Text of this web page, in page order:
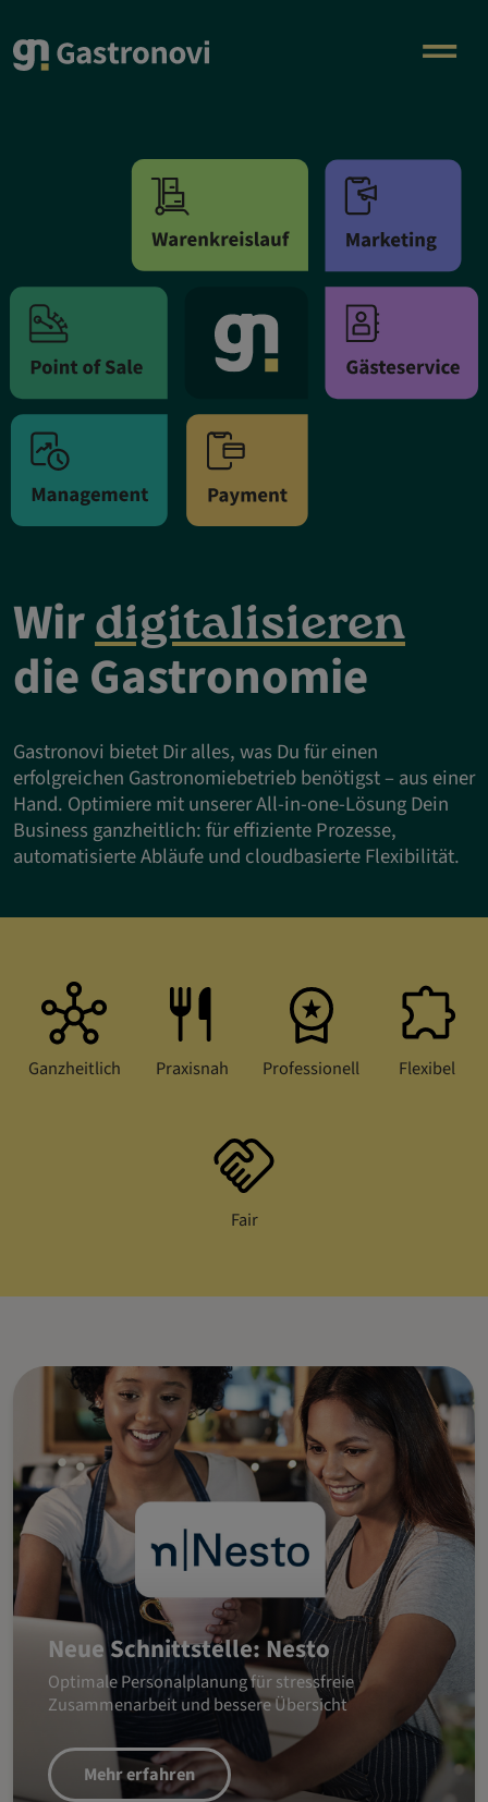
Wirdigitalisieren
die Gastronomie
Gastronovi bietet Dir alles, was Du für einen
erfolgreichen Gastronomiebetrieb benötigst – aus einer
Hand. Optimiere mit unserer All-in-one-Lösung Dein
Business ganzheitlich: für effiziente Prozesse,
automatisierte Abläufe und cloudbasierte Flexibilität.
Ganzheitlich Praxisnah Professionell Flexibel
Fair
Neue Schnittstelle: Nesto
Optimale Personalplanung für stressfreie
Zusammenarbeit und bessere Übersicht
Mehr erfahren